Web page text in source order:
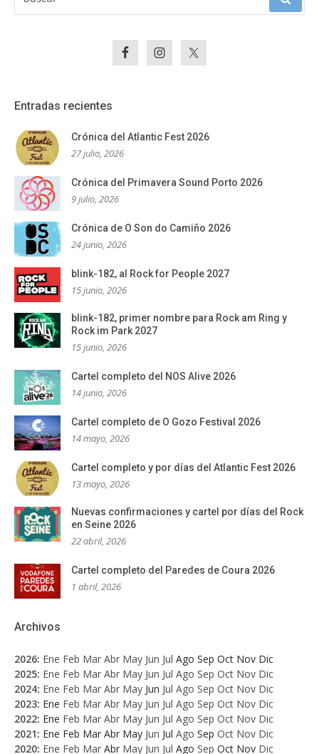
Entradas recientes
Crónica del Atlantic Fest 2026
27 julio, 2026
Crónica del Primavera Sound Porto 2026
9 julio, 2026
Crónica de O Son do Camiño 2026
24 junio, 2026
blink-182, al Rock for People 2027
15 junio, 2026
blink-182, primer nombre para Rock am Ring y
Rock im Park 2027
15 junio, 2026
Cartel completo del NOS Alive 2026
14 junio, 2026
Cartel completo de O Gozo Festival 2026
14 mayo, 2026
Cartel completo y por días del Atlantic Fest 2026
13 mayo, 2026
Nuevas confirmaciones y cartel por días del Rock
en Seine 2026
22 abril, 2026
Cartel completo del Paredes de Coura 2026
1 abril, 2026
Archivos
2026: Ene Feb Mar Abr May Jun Jul Ago Sep Oct Nov Dic
2025: Ene Feb Mar Abr May Jun Jul Ago Sep Oct Nov Dic
2024: Ene Feb Mar Abr May Jun Jul Ago Sep Oct Nov Dic
2023: Ene Feb Mar Abr May Jun Jul Ago Sep Oct Nov Dic
2022: Ene Feb Mar Abr May Jun Jul Ago Sep Oct Nov Dic
2021: Ene Feb Mar Abr May Jun Jul Ago Sep Oct Nov Dic
2020: Ene Feb Mar Abr May Jun Jul Ago Sep Oct Nov Dic